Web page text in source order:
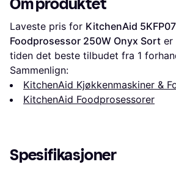
Om produktet
Laveste pris for KitchenAid
Foodprosessor 250W Onyx Sort er
tiden det beste tilbudet fra 1
Sammenlign:
KitchenAid Kjøkkenmaskiner &
KitchenAid Foodprosessorer
Spesifikasjoner